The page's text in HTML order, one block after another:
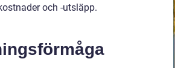
och -utsläpp.